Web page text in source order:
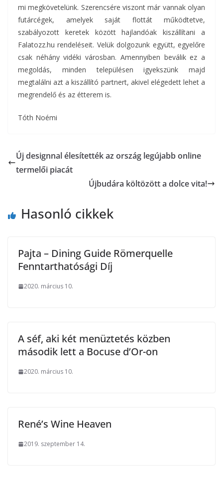
mi megkövetelünk. Szerencsére viszont már vannak olyan
futárcégek, amelyek saját flottát működtetve,
szabályozott keretek között hajlandóak kiszállítani a
Falatozz.hu rendeléseit. Velük dolgozunk együtt, egyelőre
csak néhány vidéki városban. Amennyiben beválik ez a
megoldás, minden településen igyekszünk majd
megtalálni azt a kiszállító partnert, akivel elégedett lehet a
megrendelő és az étterem is.
Tóth Noémi
Új designnal élesítették az ország legújabb online
termelői piacát
Újbudára költözött a dolce vita!
Hasonló cikkek
Pajta – Dining Guide Römerquelle
Fenntarthatósági Díj
2020. március 10.
A séf, aki két menüztetés közben
második lett a Bocuse d’Or-on
2020. március 10.
René’s Wine Heaven
2019. szeptember 14.